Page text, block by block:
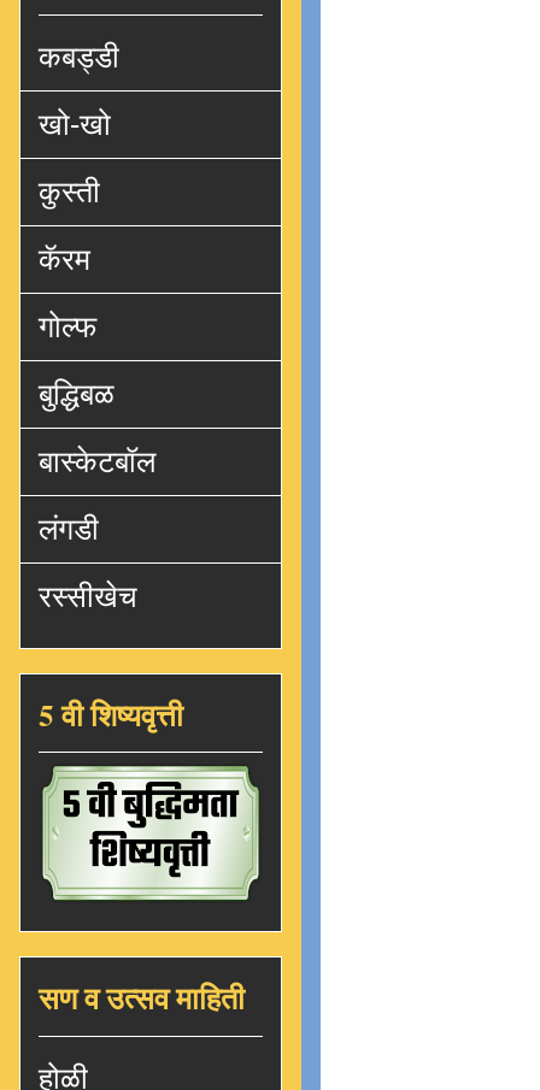
कबड्डी
खो-खो
कुस्ती
कॅरम
गोल्फ
बुद्धिबळ
बास्केटबॉल
लंगडी
रस्सीखेच
5 वी शिष्यवृत्ती
सण व उत्सव माहिती
होळी